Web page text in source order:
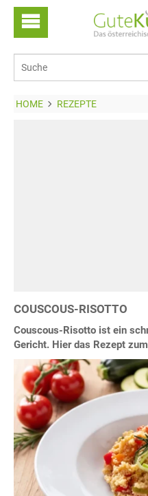
HOME REZEPTE
COUSCOUS-RISOTTO
Couscous-Risotto ist ein
Gericht. Hier das Rezept